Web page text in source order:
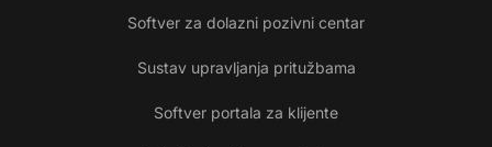
Softver za dolazni pozivni centar
Sustav upravljanja pritužbama
Softver portala za klijente